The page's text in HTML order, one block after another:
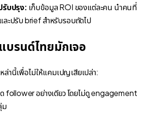
รับปรุง: เก็บข้อมูล ROI ของแต่ละคน นำคนที่
และปรับ brief สำหรับรอบถัดไป
รนด์ไทยมักเจอ
านี้เพื่อไม่ให้แคมเปญเสียเปล่า:
follower อย่างเดียว โดยไม่ดู engagement
ม